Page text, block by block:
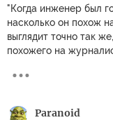
"Когда инженер был
насколько он похож
выглядит точно так
похожего на
Paranoid